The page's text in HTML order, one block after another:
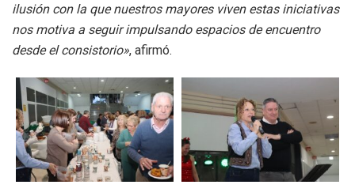
ilusión con la que nuestros mayores viven estas iniciativas
nos motiva a seguir impulsando espacios de encuentro
desde el consistorio», afirmó.